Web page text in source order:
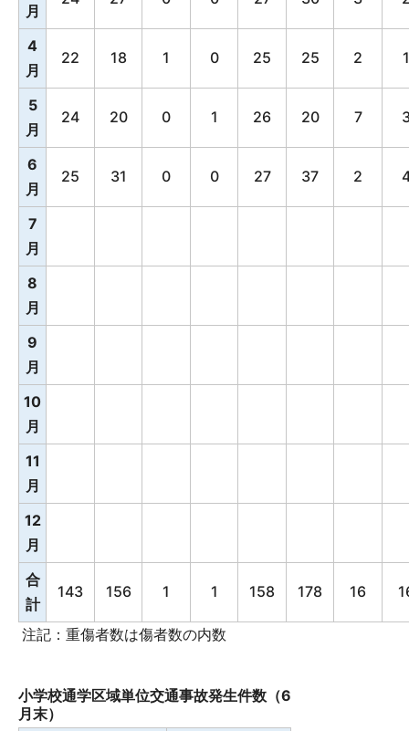
月
4
月
22 18 1 0 25 25 2 1
5
月
24 20 0 1 26 20 7
6
月
25 31 0 0 27 37 2
7
月
8
月
9
月
10
月
11
月
12
月
合
計
143 156 1 1 158 178 16
注記：重傷者数は傷者数の内数
小学校通学区域単位交通事故発生件数（6
月末）